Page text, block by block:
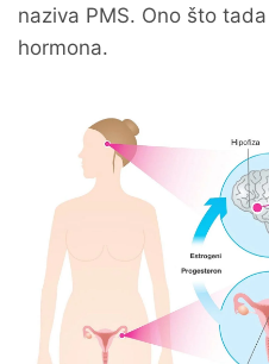
naziva PMS. Ono što
hormona.